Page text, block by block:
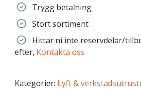
Trygg betalning
Stort sortiment
Hittar ni inte reservdelar/
efter, Kontakta oss
Kategorier: Lyft &